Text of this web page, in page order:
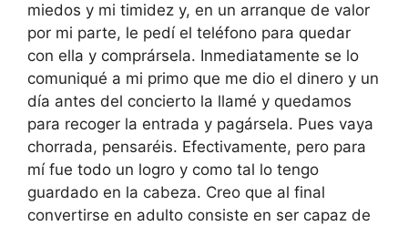
miedos y mi timidez y, en un arranque de valor
por mi parte, le pedí el teléfono para quedar
con ella y comprársela. Inmediatamente se lo
comuniqué a mi primo que me dio el dinero y un
día antes del concierto la llamé y quedamos
para recoger la entrada y pagársela. Pues vaya
chorrada, pensaréis. Efectivamente, pero para
mí fue todo un logro y como tal lo tengo
guardado en la cabeza. Creo que al final
convertirse en adulto consiste en ser capaz de